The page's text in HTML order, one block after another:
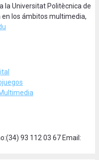
la Universitat Politècnica de
los ámbitos multimedia,
93 112 03 67 Email: